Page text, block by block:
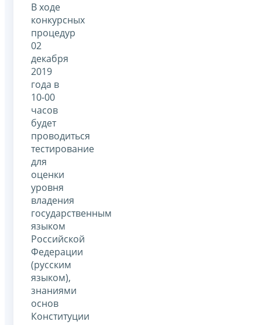
В ходе
конкурсных
процедур
02
декабря
2019
года в
10-00
часов
будет
проводиться
тестирование
для
оценки
уровня
владения
государственным
языком
Российской
Федерации
(русским
языком),
знаниями
основ
Конституции